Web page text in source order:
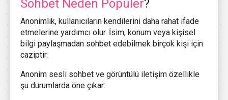
Sohbet Neden Popüler?
Anonimlik, kullanıcıların kendilerini daha rahat ifade
etmelerine yardımcı olur. İsim, konum veya kişisel
bilgi paylaşmadan sohbet edebilmek birçok kişi için
caziptir.
Anonim sesli sohbet ve görüntülü iletişim özellikle
şu durumlarda öne çıkar: